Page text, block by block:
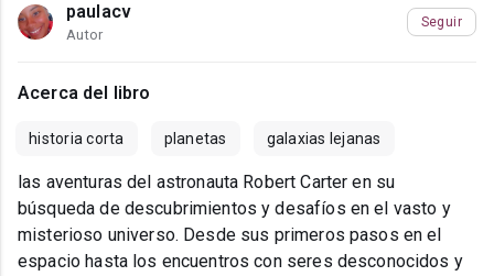
paulacv
Autor
Seguir
Acerca del libro
historia corta planetas galaxias lejanas
las aventuras del astronauta Robert Carter en su
búsqueda de descubrimientos y desafíos en el vasto y
misterioso universo. Desde sus primeros pasos en el
espacio hasta los encuentros con seres desconocidos y